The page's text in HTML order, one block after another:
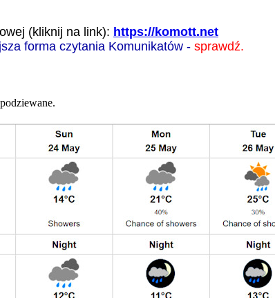
(kliknij na link): https://komott.net
forma czytania Komunikatów - sprawdź.